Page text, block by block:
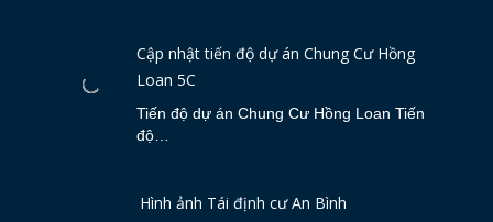
Cập nhật tiến độ dự án Chung Cư Hồng
Loan 5C
Tiến độ dự án Chung Cư Hồng Loan Tiến
độ…
Hình ảnh Tái định cư An Bình